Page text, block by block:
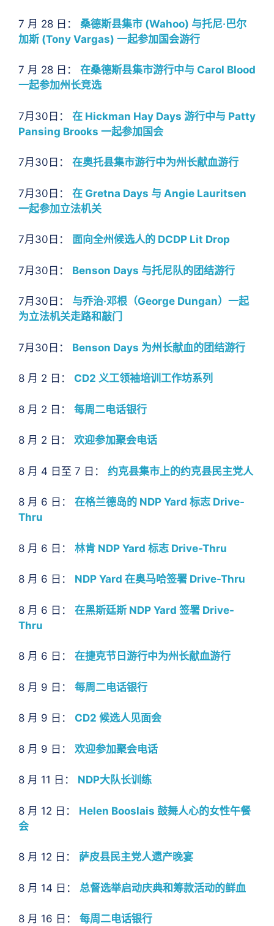
7 月 28 日： 桑德斯县集市 (Wahoo) 与托尼·巴尔
加斯 (Tony Vargas) 一起参加国会游行
7 月 28 日： 在桑德斯县集市游行中与 Carol Blood
一起参加州长竞选
7月30日： 在 Hickman Hay Days 游行中与 Patty
Pansing Brooks 一起参加国会
7月30日： 在奥托县集市游行中为州长献血游行
7月30日： 在 Gretna Days 与 Angie Lauritsen
一起参加立法机关
7月30日： 面向全州候选人的 DCDP Lit Drop
7月30日： Benson Days 与托尼队的团结游行
7月30日： 与乔治·邓根（George Dungan）一起
为立法机关走路和敲门
7月30日： Benson Days 为州长献血的团结游行
8 月 2 日： CD2 义工领袖培训工作坊系列
8 月 2 日： 每周二电话银行
8 月 2 日： 欢迎参加聚会电话
8 月 4 日至 7 日： 约克县集市上的约克县民主党人
8 月 6 日： 在格兰德岛的 NDP Yard 标志 Drive-
Thru
8 月 6 日： 林肯 NDP Yard 标志 Drive-Thru
8 月 6 日： NDP Yard 在奥马哈签署 Drive-Thru
8 月 6 日： 在黑斯廷斯 NDP Yard 签署 Drive-
Thru
8 月 6 日： 在捷克节日游行中为州长献血游行
8 月 9 日： 每周二电话银行
8 月 9 日： CD2 候选人见面会
8 月 9 日： 欢迎参加聚会电话
8 月 11 日： NDP大队长训练
8 月 12 日： Helen Booslais 鼓舞人心的女性午餐
会
8 月 12 日： 萨皮县民主党人遗产晚宴
8 月 14 日： 总督选举启动庆典和筹款活动的鲜血
8 月 16 日： 每周二电话银行